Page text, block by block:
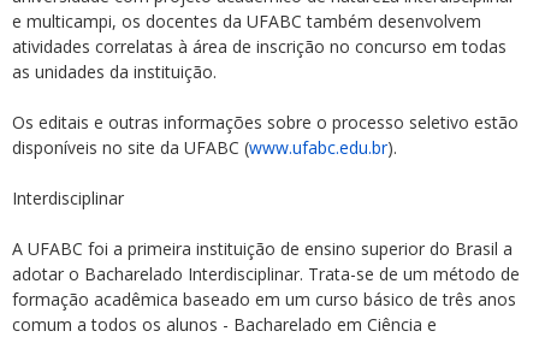
e multicampi, os docentes da UFABC também desenvolvem
atividades correlatas à área de inscrição no concurso em todas
as unidades da instituição.
Os editais e outras informações sobre o processo seletivo estão
disponíveis no site da UFABC (www.ufabc.edu.br).
Interdisciplinar
A UFABC foi a primeira instituição de ensino superior do Brasil a
adotar o Bacharelado Interdisciplinar. Trata-se de um método de
formação acadêmica baseado em um curso básico de três anos
comum a todos os alunos - Bacharelado em Ciência e